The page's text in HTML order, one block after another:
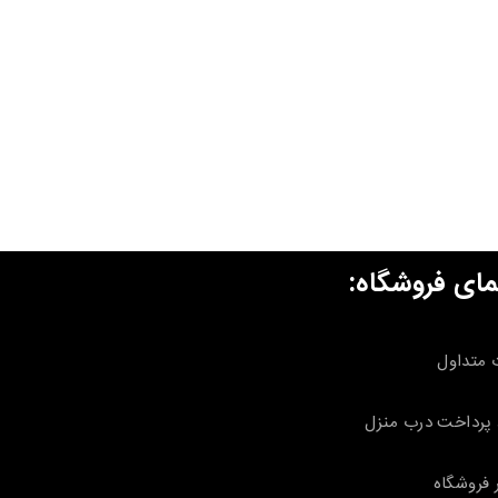
فروشگاه:
متداول
پرداخت درب منزل
فروشگاه